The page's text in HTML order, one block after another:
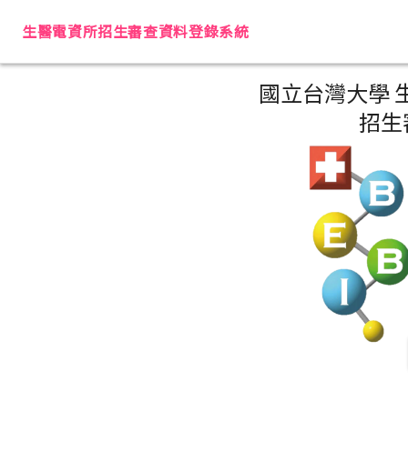
生醫電資所招生審查資料登錄系統
國立台灣大學
招